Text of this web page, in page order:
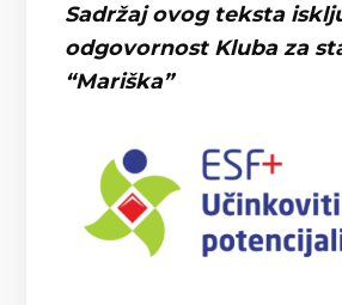
Sadržaj ovog teksta
odgovornost Kluba za
“Mariška”